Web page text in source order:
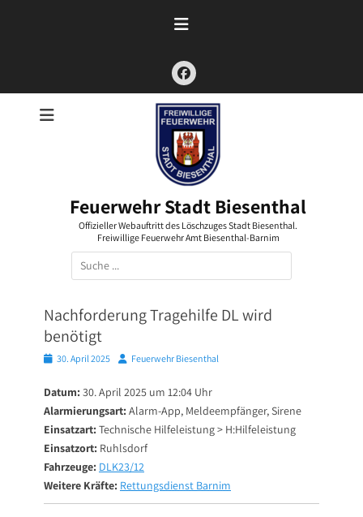
Facebook
Feuerwehr Stadt Biesenthal
Offizieller Webauftritt des Löschzuges Stadt Biesenthal.
Freiwillige Feuerwehr Amt Biesenthal-Barnim
Suchen
nach:
Nachforderung Tragehilfe DL wird
benötigt
Posted30. April 2025 AutorFeuerwehr Biesenthal
Datum: 30. April 2025 um 12:04 Uhr
Alarmierungsart: Alarm-App, Meldeempfänger, Sirene
Einsatzart: Technische Hilfeleistung > H:Hilfeleistung
Einsatzort: Ruhlsdorf
Fahrzeuge: DLK23/12
Weitere Kräfte: Rettungsdienst Barnim